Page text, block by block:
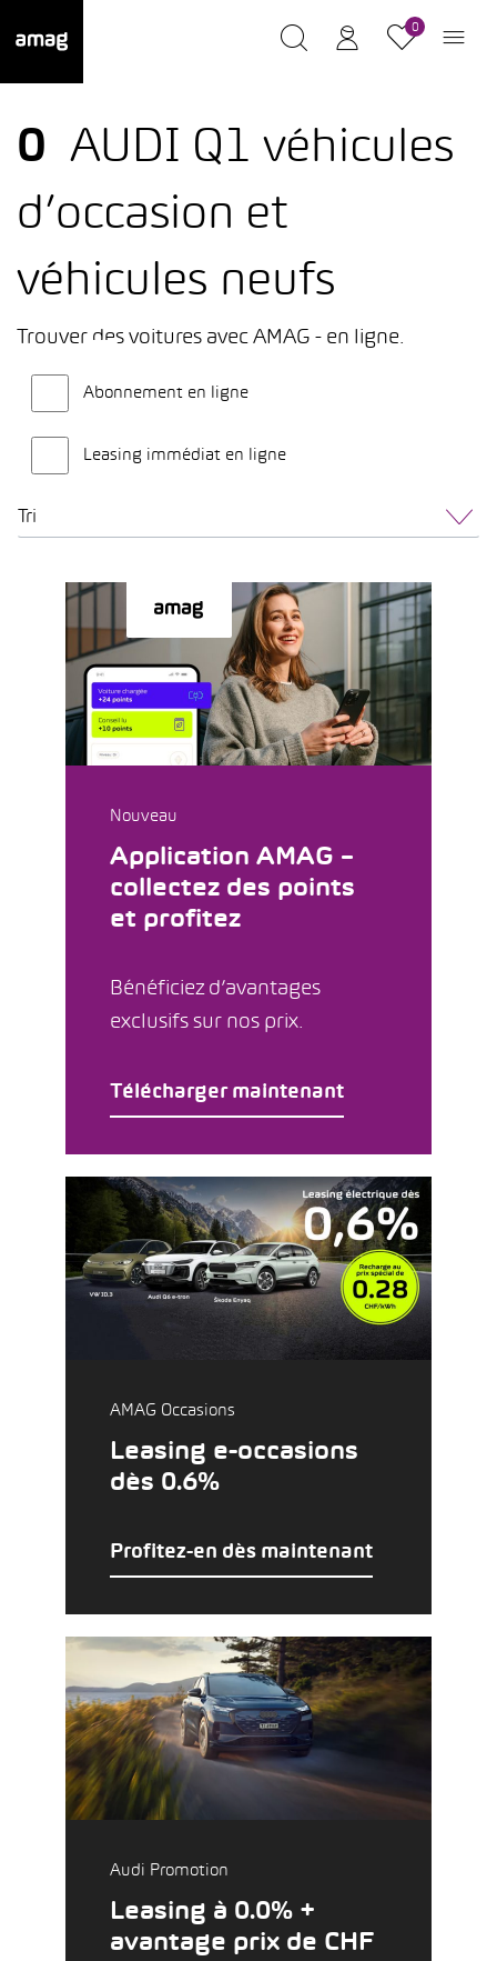
0
0 AUDI Q1 véhicules
d’occasion et
véhicules neufs
Trouver des voitures avec AMAG - en ligne.
Abonnement en ligne
Leasing immédiat en ligne
Tri
Nouveau
Application AMAG –
collectez des points
et profitez
Bénéficiez d’avantages
exclusifs sur nos prix.
Télécharger maintenant
AMAG Occasions
Leasing e-occasions
dès 0.6%
Profitez-en dès maintenant
Audi Promotion
Leasing à 0.0% +
avantage prix de CHF